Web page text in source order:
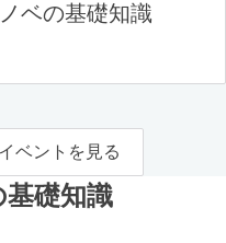
ベの基礎知識
ベントを見る
礎知識